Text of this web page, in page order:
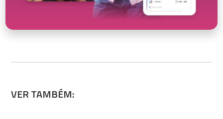
VER TAMBÉM: